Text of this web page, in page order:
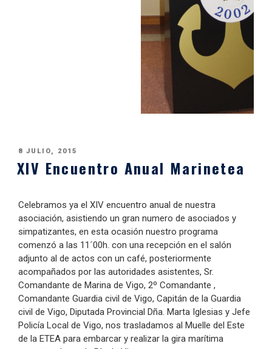
PUBLICADO
8 JULIO, 2015
XIV Encuentro Anual Marinetea
Celebramos ya el XIV encuentro anual de nuestra
asociación, asistiendo un gran numero de asociados y
simpatizantes, en esta ocasión nuestro programa
comenzó a las 11´00h. con una recepción en el salón
adjunto al de actos con un café, posteriormente
acompañados por las autoridades asistentes, Sr.
Comandante de Marina de Vigo, 2º Comandante ,
Comandante Guardia civil de Vigo, Capitán de la Guardia
civil de Vigo, Diputada Provincial Dña. Marta Iglesias y Jefe
Policía Local de Vigo, nos trasladamos al Muelle del Este
de la ETEA para embarcar y realizar la gira marítima